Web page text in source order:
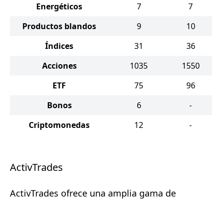
Energéticos
7
7
Productos blandos
9
10
Índices
31
36
Acciones
1035
1550
ETF
75
96
Bonos
6
-
Criptomonedas
12 -
ActivTrades
ActivTrades ofrece una amplia gama de